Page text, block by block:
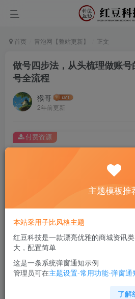
首页 冒泡网【整站更新】 正文
做号四步法，从头梳理做账
号全流程
猴哥
2年前更新
此内容为付费资源，请付费后查看
￥9.9
您当前未登录！建议登
付费资源
做号四步法，从头梳理做账号的每
主题模板推
本站采用子比风格主题
红豆科技是一款漂亮优雅的商城资讯
大，配置简单
这是一条系统弹窗通知示例
管理员可在主题设置-常用功能-弹窗通
了解